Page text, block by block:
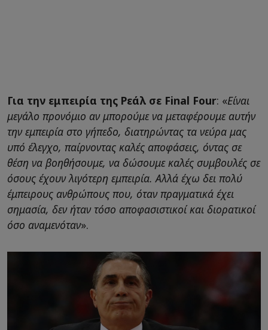
Για την εμπειρία της Ρεάλ σε Final Four: «Είναι
μεγάλο προνόμιο αν μπορούμε να μεταφέρουμε αυτήν
την εμπειρία στο γήπεδο, διατηρώντας τα νεύρα μας
υπό έλεγχο, παίρνοντας καλές αποφάσεις, όντας σε
θέση να βοηθήσουμε, να δώσουμε καλές συμβουλές σε
όσους έχουν λιγότερη εμπειρία. Αλλά έχω δει πολύ
έμπειρους ανθρώπους που, όταν πραγματικά έχει
σημασία, δεν ήταν τόσο αποφασιστικοί και διορατικοί
όσο αναμενόταν».